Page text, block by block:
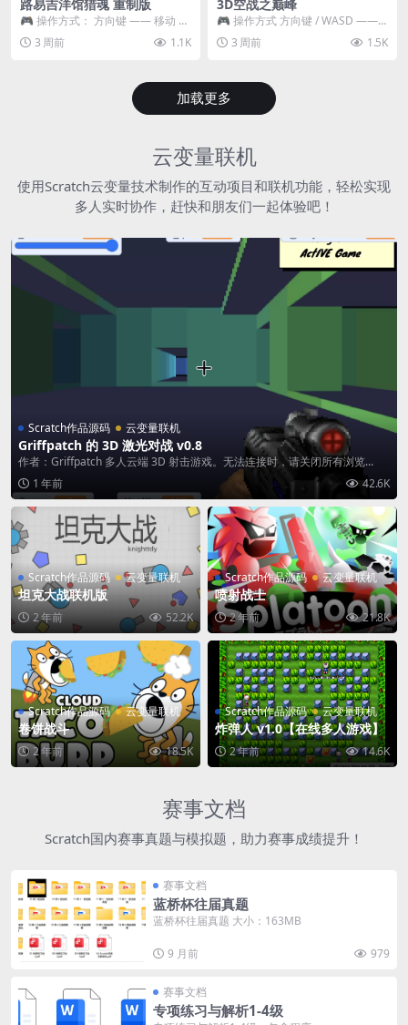
路易吉洋馆猎魂 重制版
🎮 操作方式： 方向键 —— 移动 &
跳跃 空格 —— 打开宝箱 将你...
3 周前 1.1K
3D空战之巅峰
🎮 操作方式 方向键 / WASD ——
移动 Z / K —— 射击 / 攻击...
3 周前 1.5K
加载更多
云变量联机
使用Scratch云变量技术制作的互动项目和联机功能，轻松实现
多人实时协作，赶快和朋友们一起体验吧！
Scratch作品源码 云变量联机
Griffpatch 的 3D 激光对战 v0.8
作者：Griffpatch 多人云端 3D 射击游戏。无法连接时，请关闭所有浏览...
1 年前
42.6K
Scratch作品源码 云变量联机
坦克大战联机版
2 年前 52.2K
Scratch作品源码 云变量联机
喷射战士
2 年前 21.8K
Scratch作品源码 云变量联机
卷饼战斗
2 年前 18.5K
Scratch作品源码 云变量联机
炸弹人 v1.0【在线多人游戏】
2 年前 14.6K
赛事文档
Scratch国内赛事真题与模拟题，助力赛事成绩提升！
赛事文档
蓝桥杯往届真题
蓝桥杯往届真题 大小：163MB
9 月前 979
赛事文档
专项练习与解析1-4级